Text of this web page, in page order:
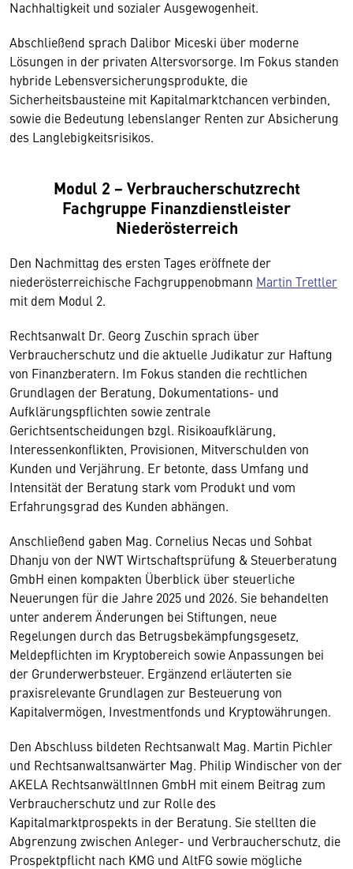
Nachhaltigkeit und sozialer Ausgewogenheit.
Abschließend sprach Dalibor Miceski über moderne
Lösungen in der privaten Altersvorsorge. Im Fokus standen
hybride Lebensversicherungsprodukte, die
Sicherheitsbausteine mit Kapitalmarktchancen verbinden,
sowie die Bedeutung lebenslanger Renten zur Absicherung
des Langlebigkeitsrisikos.
Modul 2 − Verbraucherschutzrecht
Fachgruppe Finanzdienstleister
Niederösterreich
Den Nachmittag des ersten Tages eröffnete der
niederösterreichische Fachgruppenobmann Martin Trettler
mit dem Modul 2.
Rechtsanwalt Dr. Georg Zuschin sprach über
Verbraucherschutz und die aktuelle Judikatur zur Haftung
von Finanzberatern. Im Fokus standen die rechtlichen
Grundlagen der Beratung, Dokumentations- und
Aufklärungspflichten sowie zentrale
Gerichtsentscheidungen bzgl. Risikoaufklärung,
Interessenkonflikten, Provisionen, Mitverschulden von
Kunden und Verjährung. Er betonte, dass Umfang und
Intensität der Beratung stark vom Produkt und vom
Erfahrungsgrad des Kunden abhängen.
Anschließend gaben Mag. Cornelius Necas und Sohbat
Dhanju von der NWT Wirtschaftsprüfung & Steuerberatung
GmbH einen kompakten Überblick über steuerliche
Neuerungen für die Jahre 2025 und 2026. Sie behandelten
unter anderem Änderungen bei Stiftungen, neue
Regelungen durch das Betrugsbekämpfungsgesetz,
Meldepflichten im Kryptobereich sowie Anpassungen bei
der Grunderwerbsteuer. Ergänzend erläuterten sie
praxisrelevante Grundlagen zur Besteuerung von
Kapitalvermögen, Investmentfonds und Kryptowährungen.
Den Abschluss bildeten Rechtsanwalt Mag. Martin Pichler
und Rechtsanwaltsanwärter Mag. Philip Windischer von der
AKELA RechtsanwältInnen GmbH mit einem Beitrag zum
Verbraucherschutz und zur Rolle des
Kapitalmarktprospekts in der Beratung. Sie stellten die
Abgrenzung zwischen Anleger- und Verbraucherschutz, die
Prospektpflicht nach KMG und AltFG sowie mögliche